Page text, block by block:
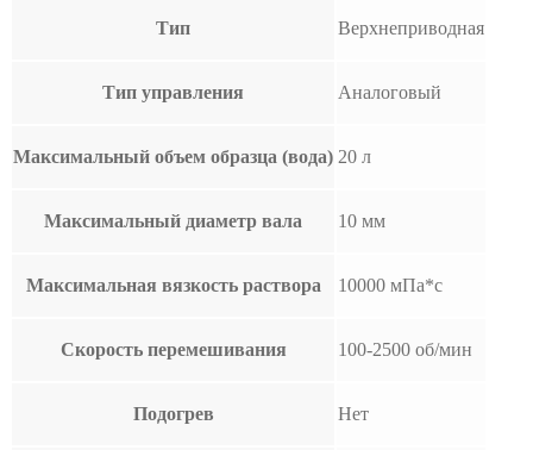
Тип Верхнеприводная
Тип управления Аналоговый
Максимальный объем образца (вода) 20 л
Максимальный диаметр вала 10 мм
Максимальная вязкость раствора 10000 мПа*с
Скорость перемешивания 100-2500 об/мин
Подогрев Нет